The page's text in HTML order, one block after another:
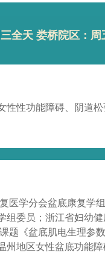
全天 娄桥院区：
性功能障碍、阴道
医学分会盆底康复学
委员；浙江省妇幼
题《盆底肌电生理参
地区女性盆底功能